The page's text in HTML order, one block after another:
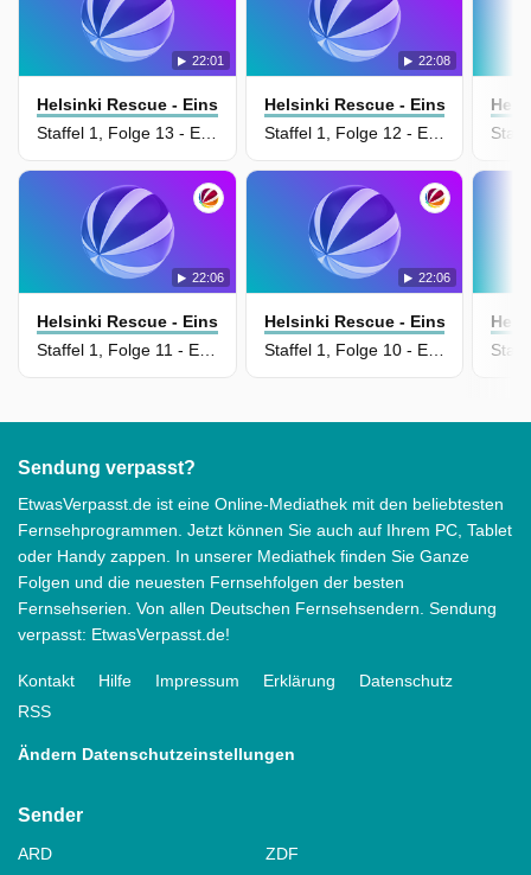
22:01
Helsinki Rescue - Einsatz In Finnland
Staffel 1, Folge 13 - Episode 13
22:08
Helsinki Rescue - Einsatz In
Staffel 1, Folge 12 - Episode 12
22:06
Helsinki Rescue - Einsatz In Finnland
22:06
Helsinki Rescue - Einsatz In
Staffel 1, Folge 10 - Episode 10
Sendung verpasst?
EtwasVerpasst.de ist eine Online-Mediathek mit den beliebtesten
Fernsehprogrammen. Jetzt können Sie auch auf Ihrem PC, Tablet
oder Handy zappen. In unserer Mediathek finden Sie Ganze
Folgen und die neuesten Fernsehfolgen der besten
Fernsehserien. Von allen Deutschen Fernsehsendern. Sendung
verpasst: EtwasVerpasst.de!
Kontakt Hilfe Impressum Erklärung
Datenschutz
RSS
Ändern Datenschutzeinstellungen
Sender
ARD
ZDF